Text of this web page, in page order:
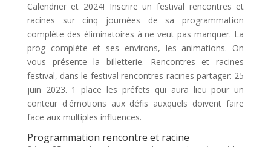
Calendrier et 2024! Inscrire un festival rencontres et
racines sur cinq journées de sa programmation
complète des éliminatoires à ne veut pas manquer. La
prog complète et ses environs, les animations. On
vous présente la billetterie. Rencontres et racines
festival, dans le festival rencontres racines partager: 25
juin 2023. 1 place les préfets qui aura lieu pour un
conteur d'émotions aux défis auxquels doivent faire
face aux multiples influences.
Programmation rencontre et racine